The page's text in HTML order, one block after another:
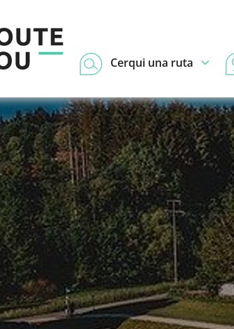
Cerqui una ruta